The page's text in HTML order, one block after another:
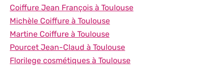
Coiffure Jean François à Toulouse
Michèle Coiffure à Toulouse
Martine Coiffure à Toulouse
Pourcet Jean-Claud à Toulouse
Florilege cosmétiques à Toulouse